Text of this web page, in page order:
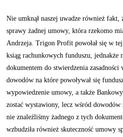
Nie umknął naszej uwadze również fakt,
sprawy żadnej umowy, która rzekomo
Andrzeja. Trigon Profit powołał się w
ksiąg rachunkowych funduszu, jednakże
dokumentem do stwierdzenia
dowodów na które powoływał się
wypowiedzenie umowy, a także
zostać wystawiony, lecz wśród
nie znaleźliśmy żadnego z tych
wzbudziła również skuteczność umowy